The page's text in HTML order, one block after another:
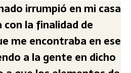
irrumpió en mi casa
con la finalidad de
me encontraba en ese
a la gente en dicho